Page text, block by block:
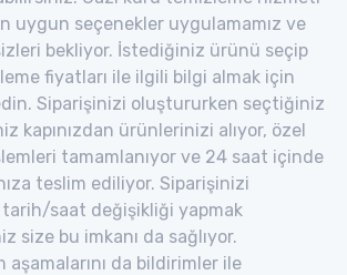
uygun seçenekler uygulamamız ve
bekliyor. İstediğiniz ürünü seçip
fiyatları ile ilgili bilgi almak için
Siparişinizi oluştururken seçtiğiniz
kapınızdan ürünlerinizi alıyor, özel
tamamlanıyor ve 24 saat içinde
teslim ediliyor. Siparişinizi
saat değişikliği yapmak
size bu imkanı da sağlıyor.
da bildirimler ile